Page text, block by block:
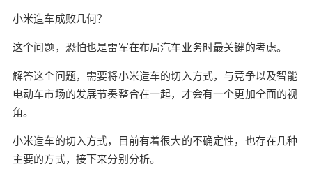
小米造车成败几何？
这个问题，恐怕也是雷军在布局汽车业务时最关键的考虑。
解答这个问题，需要将小米造车的切入方式，与竞争以及智能
电动车市场的发展节奏整合在一起，才会有一个更加全面的视
角。
小米造车的切入方式，目前有着很大的不确定性，也存在几种
主要的方式，接下来分别分析。
将会是未来小米汽车销售网络的基础。 4. 小米的手
机和IoT生态 这些都会赋能小米汽车的产品竞争
态，都将会显著提升竞争力。 这里简述一下小米造
车可能的逻辑。 雷军在做手机的时候，核心的战略
是用互联网的方式造手机，所谓互联网的方式造手
是先从MIUI进入，然后再“搞机”。 在2013年，雷军
在体验完特斯拉Model S并和马斯克做了两次沟通之